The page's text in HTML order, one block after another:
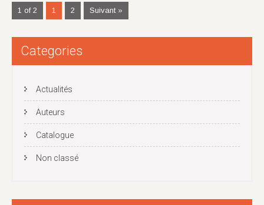
1 of 2 1 2 Suivant »
Categories
Actualités
Auteurs
Catalogue
Non classé